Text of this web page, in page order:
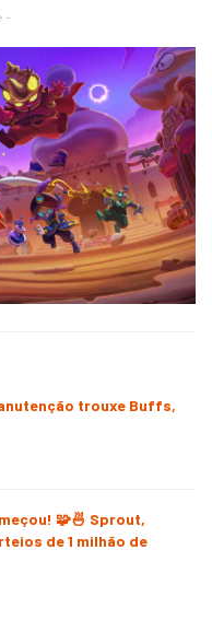
-
trouxe Buffs,
🧩🍜 Sprout,
de 1 milhão de